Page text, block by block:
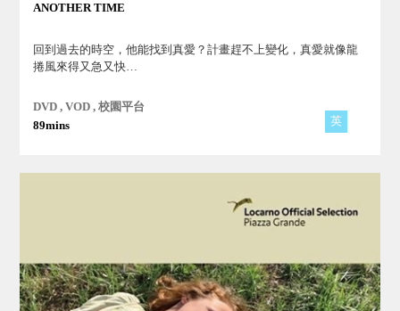
ANOTHER TIME
回到過去的時空，他能找到真愛？計畫趕不上變化，真愛就像龍
捲風來得又急又快…
DVD , VOD , 校園平台
89mins
英